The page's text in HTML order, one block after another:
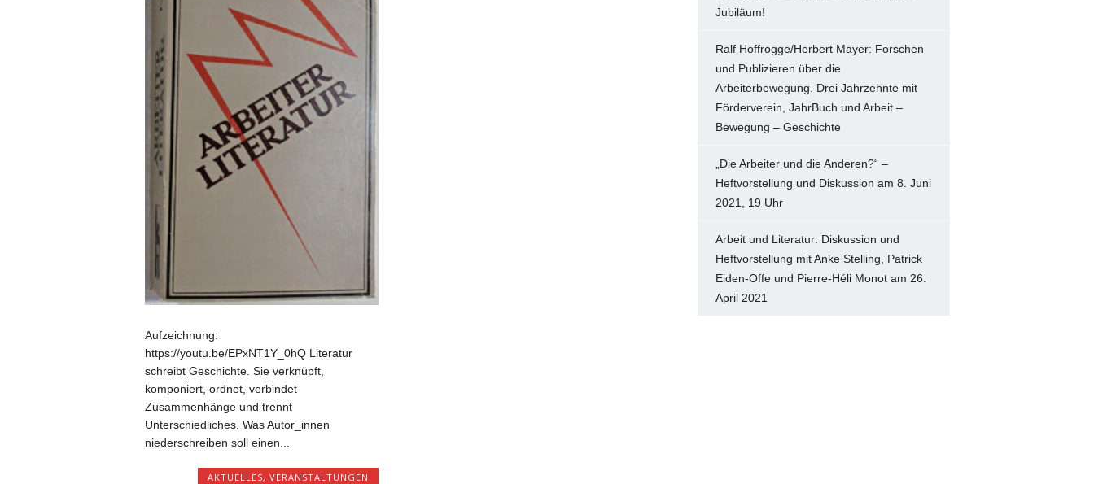
Aufzeichnung:
https://youtu.be/EPxNT1Y_0hQ Literatur
schreibt Geschichte. Sie verknüpft,
komponiert, ordnet, verbindet
Zusammenhänge und trennt
Unterschiedliches. Was Autor_innen
niederschreiben soll einen...
AKTUELLES, VERANSTALTUNGEN
Jubiläum!
Ralf Hoffrogge/Herbert Mayer: Forschen
und Publizieren über die
Arbeiterbewegung. Drei Jahrzehnte mit
Förderverein, JahrBuch und Arbeit –
Bewegung – Geschichte
„Die Arbeiter und die Anderen?“ –
Heftvorstellung und Diskussion am 8. Juni
2021, 19 Uhr
Arbeit und Literatur: Diskussion und
Heftvorstellung mit Anke Stelling, Patrick
Eiden-Offe und Pierre-Héli Monot am 26.
April 2021